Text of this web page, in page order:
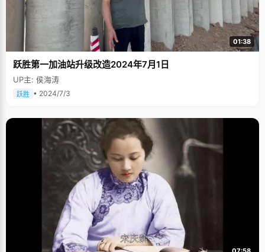
01:38
跃胜第一加油站升级改造2024年7月1日
UP主: 侯海涛
跃胜 • 2024/7/3